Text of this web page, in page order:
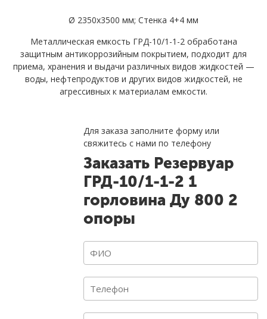
Ø 2350х3500 мм; Стенка 4+4 мм
Металлическая емкость ГРД-10/1-1-2 обработана
защитным антикоррозийным покрытием, подходит для
приема, хранения и выдачи различных видов жидкостей —
воды, нефтепродуктов и других видов жидкостей, не
агрессивных к материалам емкости.
Для заказа заполните форму или
свяжитесь с нами по телефону
Заказать Резервуар
ГРД-10/1-1-2 1
горловина Ду 800 2
опоры